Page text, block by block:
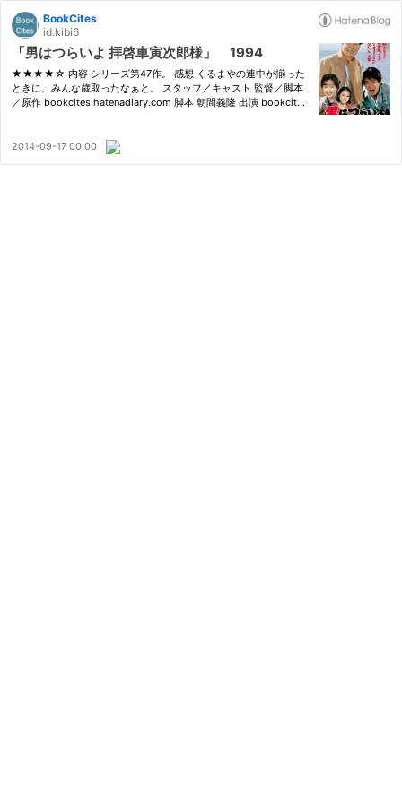
BookCites
id:kibi6
「男はつらいよ 拝啓車寅次郎様」 1994
★★★★☆ 内容 シリーズ第47作。 感想 くるまやの連中が揃った
ときに、みんな歳取ったなぁと。 スタッフ／キャスト 監督／脚本
／原作 bookcites.hatenadiary.com 脚本 朝間義隆 出演 bookcite
藤蛾…
2014-09-17 00:00